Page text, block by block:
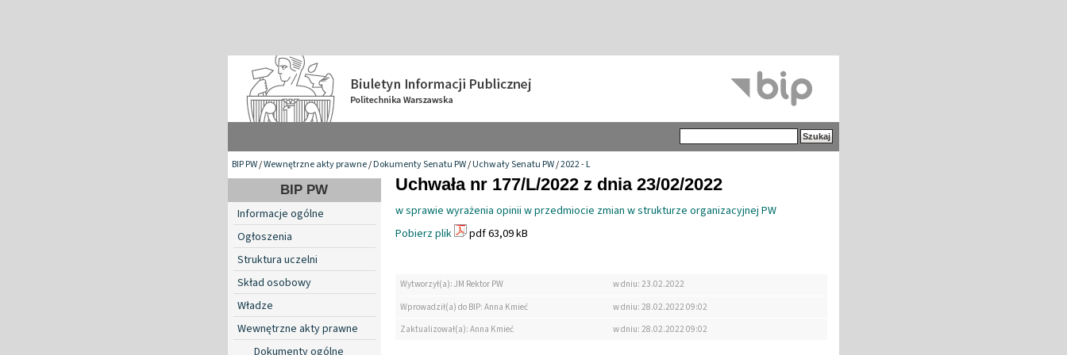
BIP PW/Wewnętrzne akty prawne/Dokumenty Senatu PW/Uchwały Senatu PW/2022 - L
BIP PW
Informacje ogólne
Ogłoszenia
Struktura uczelni
Skład osobowy
Władze
Wewnętrzne akty prawne
Dokumenty ogólne
Uchwała nr 177/L/2022 z dnia 23/02/2022
w sprawie wyrażenia opinii w przedmiocie zmian w strukturze organizacyjnej PW
Pobierz plik
pdf 63,09 kB
Wytworzył(a): JM Rektor PW
w dniu: 23.02.2022
Wprowadził(a) do BIP: Anna Kmieć
w dniu: 28.02.2022 09:02
Zaktualizował(a): Anna Kmieć
w dniu: 28.02.2022 09:02